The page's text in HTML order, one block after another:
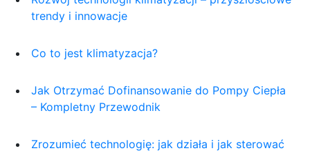
trendy i innowacje
Co to jest klimatyzacja?
Jak Otrzymać Dofinansowanie do Pompy Ciepła
– Kompletny Przewodnik
Zrozumieć technologię: jak działa i jak sterować